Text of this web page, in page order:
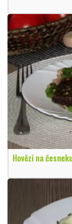
Hovězí na